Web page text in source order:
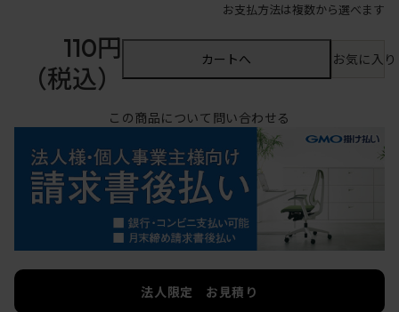
お支払方法は複数から選べます
110円
（税込）
カートへ お気に入
この商品について問い合わせる
法人限定 お見積り